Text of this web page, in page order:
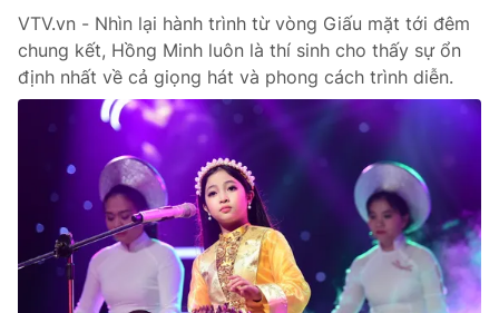
VTV.vn - Nhìn lại hành trình từ vòng Giấu mặt tới đêm
chung kết, Hồng Minh luôn là thí sinh cho thấy sự ổn
định nhất về cả giọng hát và phong cách trình diễn.